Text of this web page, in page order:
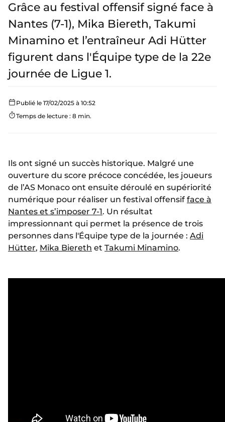
Grâce au festival offensif signé face à
Nantes (7-1), Mika Biereth, Takumi
Minamino et l’entraîneur Adi Hütter
figurent dans l'Équipe type de la 22e
journée de Ligue 1.
Publié le 17/02/2025 à 10:52
Temps de lecture : 8 min.
Ils ont signé un succès historique. Malgré une
ouverture du score précoce concédée, les joueurs
de l’AS Monaco ont ensuite déroulé en supériorité
numérique pour réaliser un festival offensif face à
Nantes et s’imposer 7-1. Un résultat
impressionnant qui permet la présence de trois
personnes dans l'Équipe type de la journée : Adi
Hütter, Mika Biereth et Takumi Minamino.